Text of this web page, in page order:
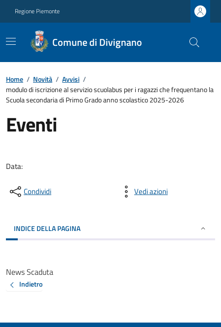
Regione Piemonte
Comune di Divignano
Home / Novità / Avvisi /
modulo di iscrizione al servizio scuolabus per i ragazzi che frequentano la
Scuola secondaria di Primo Grado anno scolastico 2025-2026
Eventi
Data:
Condividi Vedi azioni
INDICE DELLA PAGINA
News Scaduta
Indietro